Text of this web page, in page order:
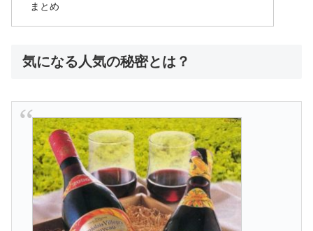
まとめ
気になる人気の秘密とは？